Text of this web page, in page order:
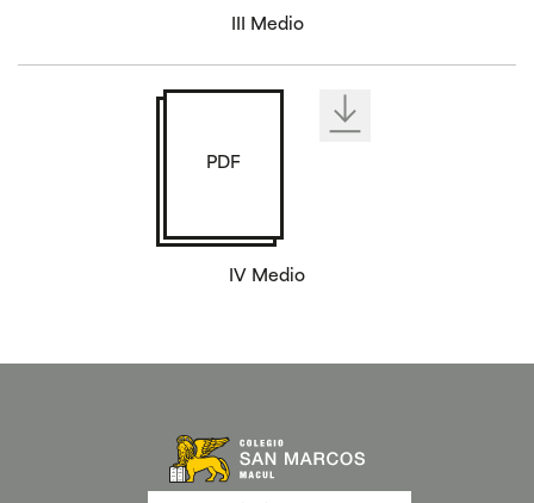
III Medio
PDF
IV Medio